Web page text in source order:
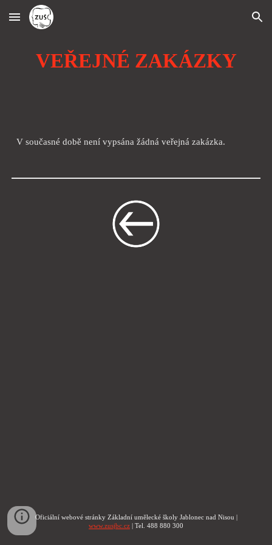
Skip to main content Skip to navigation
VEŘEJNÉ ZAKÁZKY
V současné době není vypsána žádná veřejná zakázka.
Oficiální webové stránky Základní umělecké školy Jablonec nad Nisou |
www.zusjbc.cz | Tel. 488 880 300